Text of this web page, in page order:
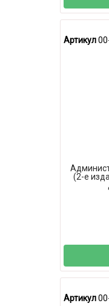
Артикул
(2-е
Артикул